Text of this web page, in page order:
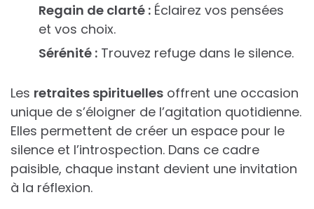
Regain de clarté : Éclairez vos pensées
et vos choix.
Sérénité : Trouvez refuge dans le silence.
Les retraites spirituelles offrent une occasion
unique de s’éloigner de l’agitation quotidienne.
Elles permettent de créer un espace pour le
silence et l’introspection. Dans ce cadre
paisible, chaque instant devient une invitation
à la réflexion.